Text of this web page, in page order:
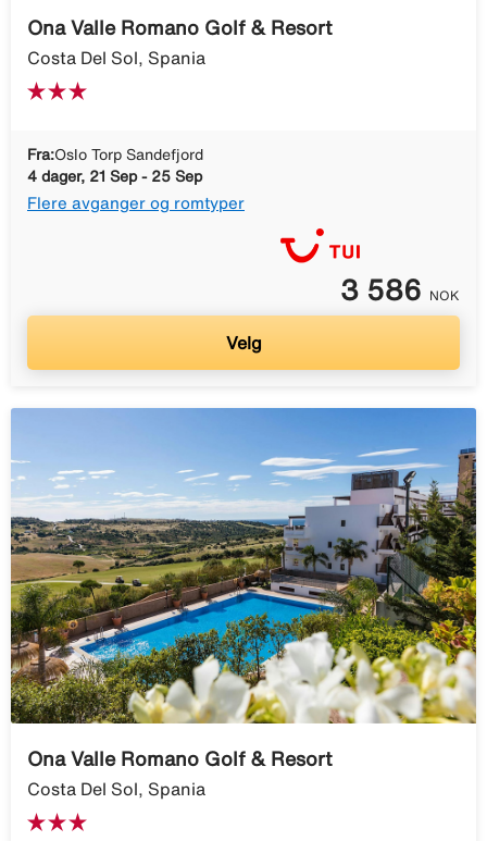
Ona Valle Romano Golf & Resort
Costa Del Sol, Spania
Fra:Oslo Torp Sandefjord
4 dager, 21 Sep - 25 Sep
Flere avganger og romtyper
3 586 NOK
Velg
Ona Valle Romano Golf & Resort
Costa Del Sol, Spania